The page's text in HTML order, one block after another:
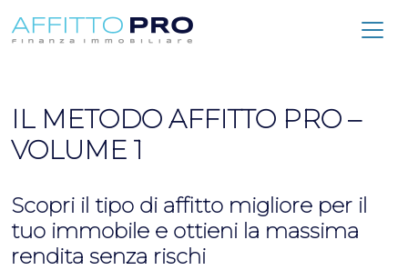
IL METODO AFFITTO PRO –
VOLUME 1
Scopri il tipo di affitto migliore per il
tuo immobile e ottieni la massima
rendita senza rischi